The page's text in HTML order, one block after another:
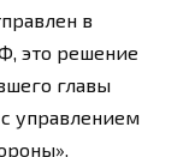
в
это решение
главы
управлением